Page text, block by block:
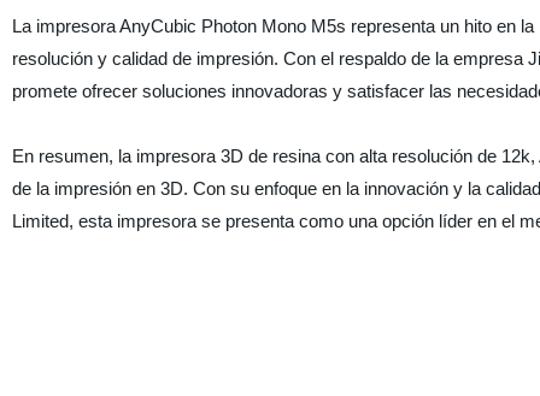
La impresora AnyCubic Photon Mono M5s representa un hito en
resolución y calidad de impresión. Con el respaldo de la
promete ofrecer soluciones innovadoras y satisfacer las
En resumen, la impresora 3D de resina con alta resolución de
de la impresión en 3D. Con su enfoque en la innovación y la
Limited, esta impresora se presenta como una opción líder en el